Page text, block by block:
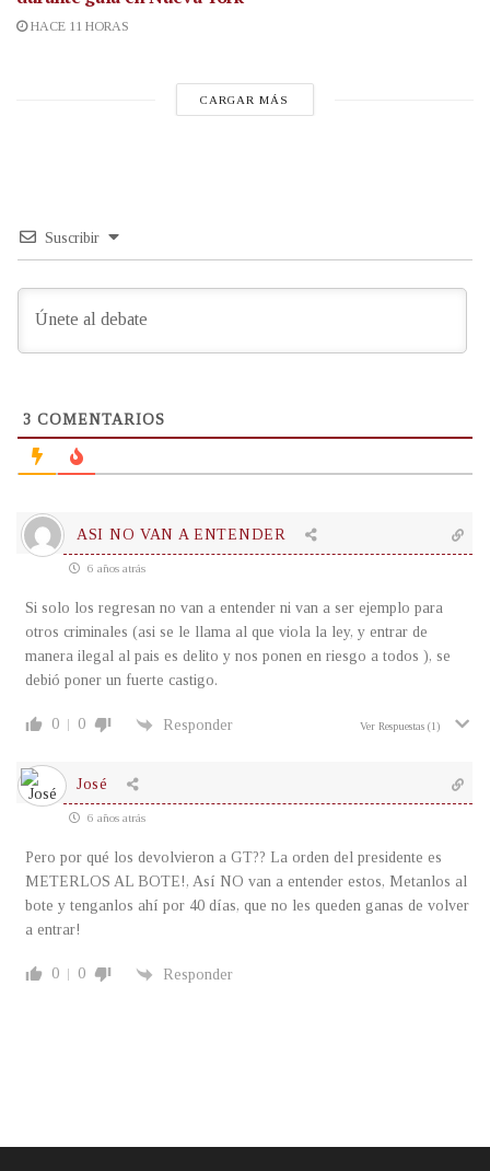
HACE 11 HORAS
CARGAR MÁS
Suscribir
3 COMENTARIOS
ASI NO VAN A ENTENDER
6 años atrás
Si solo los regresan no van a entender ni van a ser ejemplo para
otros criminales (asi se le llama al que viola la ley, y entrar de
manera ilegal al pais es delito y nos ponen en riesgo a todos ), se
debió poner un fuerte castigo.
0 0 Responder Ver Respuestas (1)
José
6 años atrás
Pero por qué los devolvieron a GT?? La orden del presidente es
METERLOS AL BOTE!, Así NO van a entender estos, Metanlos al
bote y tenganlos ahí por 40 días, que no les queden ganas de volver
a entrar!
0 0 Responder